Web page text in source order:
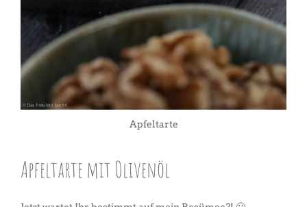
Apfeltarte
Apfeltarte mit Olivenöl